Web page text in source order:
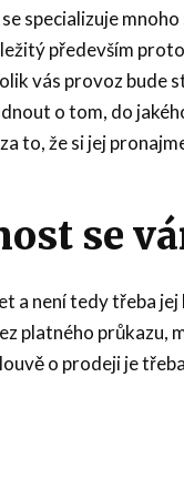
specializuje mnoho
především
vás provoz bude
o tom, do
to, že si jej
se
a není tedy třeba
platného průkazu,
o prodeji je